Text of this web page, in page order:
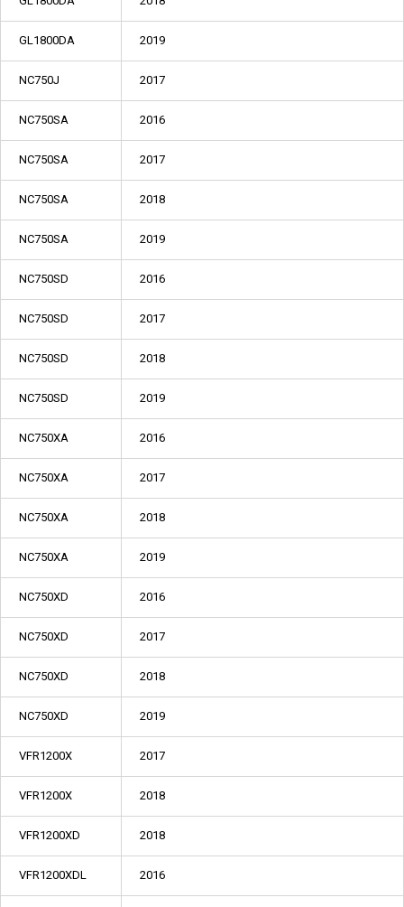
GL1800DA 2019
NC750J 2017
NC750SA 2016
NC750SA 2017
NC750SA 2018
NC750SA 2019
NC750SD 2016
NC750SD 2017
NC750SD 2018
NC750SD 2019
NC750XA 2016
NC750XA 2017
NC750XA 2018
NC750XA 2019
NC750XD 2016
NC750XD 2017
NC750XD 2018
NC750XD 2019
VFR1200X 2017
VFR1200X 2018
VFR1200XD 2018
VFR1200XDL 2016